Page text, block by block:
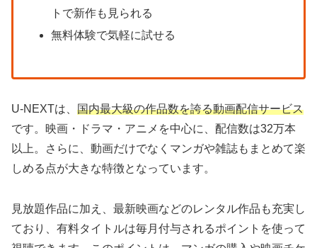
トで新作も見られる
無料体験で気軽に試せる
U-NEXTは、 国内最大級の作品数を誇る動画配信サービス
です。映画・ドラマ・アニメを中心に、配信数は32万本
以上。さらに、動画だけでなくマンガや雑誌もまとめて楽
しめる点が大きな特徴となっています。
見放題作品に加え、最新映画などのレンタル作品も充実し
ており、有料タイトルは毎月付与されるポイントを使って